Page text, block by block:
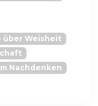
über Weisheit
Nachdenken